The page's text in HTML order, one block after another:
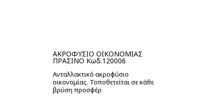
ΑΚΡΟΦΥΣΙΟ ΟΙΚΟΝΟΜΙΑΣ
ΠΡΑΣΙΝΟ Κωδ.120006
Ανταλλακτικό ακροφύσιο
οικονομίας. Τοποθετείται σε κάθε
βρύση προσφέρ